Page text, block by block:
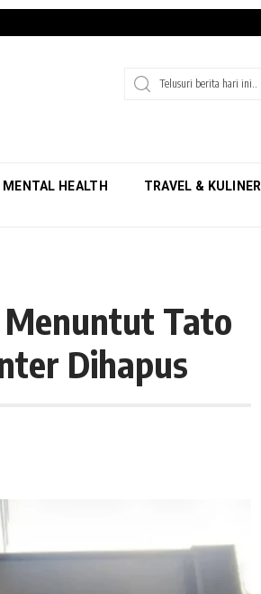
MENTAL HEALTH TRAVEL & KULINER
Menuntut Tato
Dihapus